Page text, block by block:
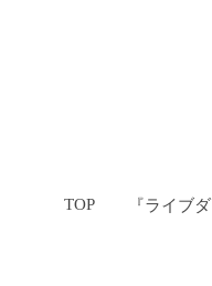
TOP 『ライブ